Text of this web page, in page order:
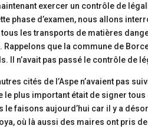
exercer un contrôle de
phase d’examen, nous allons
les transports de matières
que la commune de
Il n’avait pas passé le contrôle de
cités de l’Aspe n’avaient pas
le plus important était de signer
le faisons aujourd’hui car il y a
où là aussi des maires ont pris